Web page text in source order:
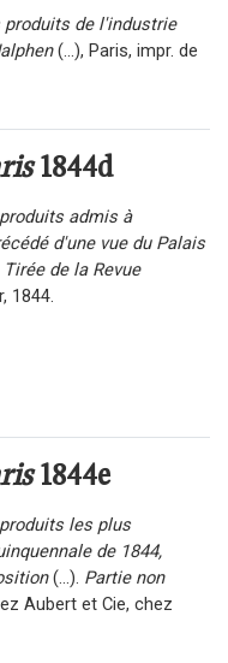
produits de l'industrie
(...), Paris, impr. de
1844d
admis à
d'une vue du Palais
de la Revue
1844.
1844e
les plus
de 1844,
(...). Partie non
Aubert et Cie, chez